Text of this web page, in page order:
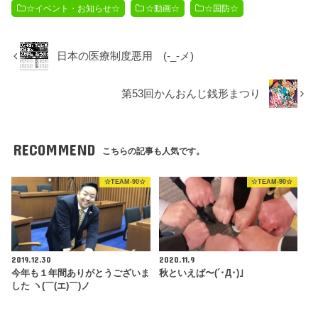
☆イベント・お知らせ☆ ☆動画☆ ☆国防☆
日本の医療制度悪用 (-_-メ)
第53回かんおんじ銭形まつり
RECOMMEND こちらの記事も人気です。
☆TEAM-90☆
2019.12.30
今年も１年間ありがとうございま
した ヽ(￣(エ)￣)ノ
☆TEAM-90☆
2020.11.9
秋といえば〜(´･Д･)」